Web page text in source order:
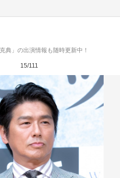
典」の出演情報も随時更新中！
15/111